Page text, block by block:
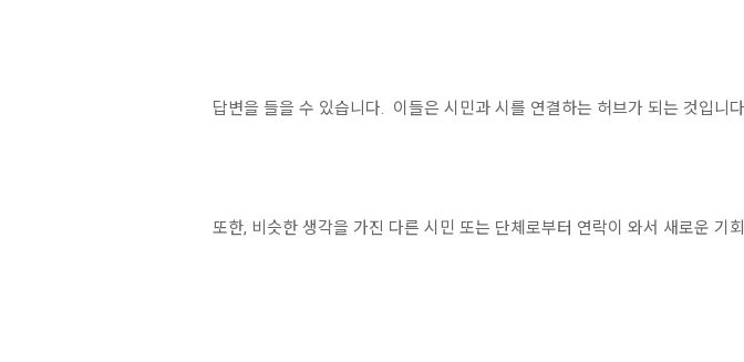
답변을 들을 수 있습니다. 이들은 시민과 시를 연결하는 허브가 되는 것입니
또한, 비슷한 생각을 가진 다른 시민 또는 단체로부터 연락이 와서 새로운 기